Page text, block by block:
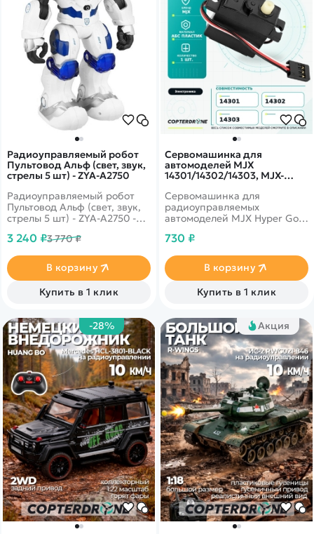
Радиоуправляемый робот
Пультовод Альф (свет, звук,
стрелы 5 шт) - ZYA-A2750
Радиоуправляемый робот
Пультовод Альф (свет, звук,
стрелы 5 шт) - ZYA-A2750 -
полицейский способный
реагирующий на жесты
станет отличным подарком
ребенку.
3 240 ₽3 770 ₽
В корзину
Купить в 1 клик
Сервомашинка для
автомоделей MJX
14301/14302/14303, MJX-
Сервомашинка для
радиоуправляемых
автомоделей MJX Hyper Go
1/14.
730 ₽
В корзину
Купить в 1 клик
-28% Акция